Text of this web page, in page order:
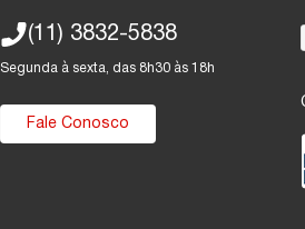
(11) 3832-5838
Segunda à sexta, das 8h30 às 18h
Fale Conosco